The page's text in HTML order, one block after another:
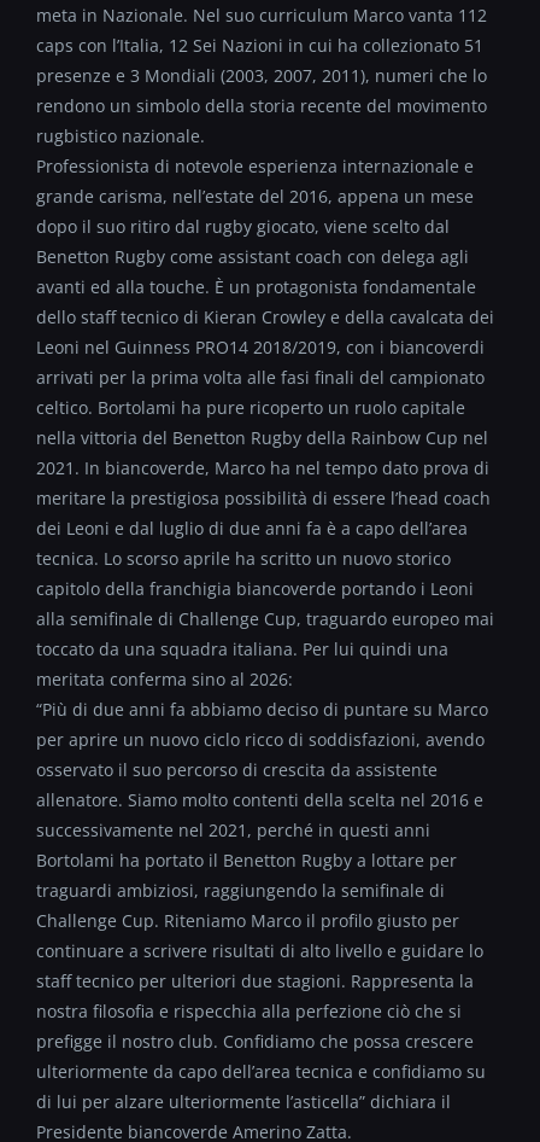
meta in Nazionale. Nel suo curriculum Marco vanta 112
caps con l’Italia, 12 Sei Nazioni in cui ha collezionato 51
presenze e 3 Mondiali (2003, 2007, 2011), numeri che lo
rendono un simbolo della storia recente del movimento
rugbistico nazionale.
Professionista di notevole esperienza internazionale e
grande carisma, nell’estate del 2016, appena un mese
dopo il suo ritiro dal rugby giocato, viene scelto dal
Benetton Rugby come assistant coach con delega agli
avanti ed alla touche. È un protagonista fondamentale
dello staff tecnico di Kieran Crowley e della cavalcata dei
Leoni nel Guinness PRO14 2018/2019, con i biancoverdi
arrivati per la prima volta alle fasi finali del campionato
celtico. Bortolami ha pure ricoperto un ruolo capitale
nella vittoria del Benetton Rugby della Rainbow Cup nel
2021. In biancoverde, Marco ha nel tempo dato prova di
meritare la prestigiosa possibilità di essere l’head coach
dei Leoni e dal luglio di due anni fa è a capo dell’area
tecnica. Lo scorso aprile ha scritto un nuovo storico
capitolo della franchigia biancoverde portando i Leoni
alla semifinale di Challenge Cup, traguardo europeo mai
toccato da una squadra italiana. Per lui quindi una
meritata conferma sino al 2026:
“Più di due anni fa abbiamo deciso di puntare su Marco
per aprire un nuovo ciclo ricco di soddisfazioni, avendo
osservato il suo percorso di crescita da assistente
allenatore. Siamo molto contenti della scelta nel 2016 e
successivamente nel 2021, perché in questi anni
Bortolami ha portato il Benetton Rugby a lottare per
traguardi ambiziosi, raggiungendo la semifinale di
Challenge Cup. Riteniamo Marco il profilo giusto per
continuare a scrivere risultati di alto livello e guidare lo
staff tecnico per ulteriori due stagioni. Rappresenta la
nostra filosofia e rispecchia alla perfezione ciò che si
prefigge il nostro club. Confidiamo che possa crescere
ulteriormente da capo dell’area tecnica e confidiamo su
di lui per alzare ulteriormente l’asticella” dichiara il
Presidente biancoverde Amerino Zatta.